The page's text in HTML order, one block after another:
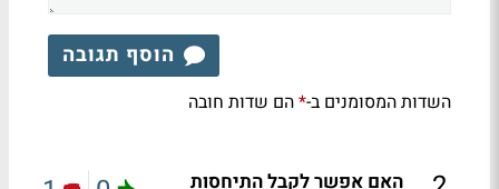
הוסף תגובה
השדות המסומנים ב-*הם שדות חובה
האם אפשר לקבל התיחסות